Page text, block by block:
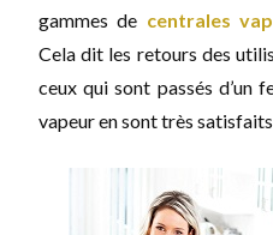
gammes de centrales
Cela dit les retours des
ceux qui sont passés d’un
vapeur en sont très